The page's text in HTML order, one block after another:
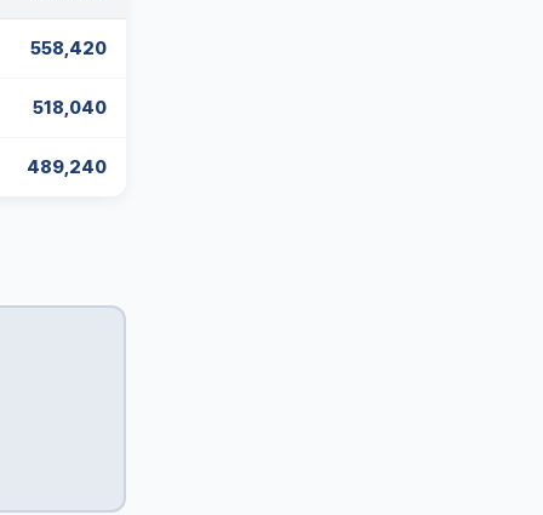
558,420
518,040
489,240